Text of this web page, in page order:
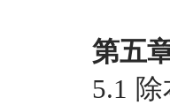
第五
5.1